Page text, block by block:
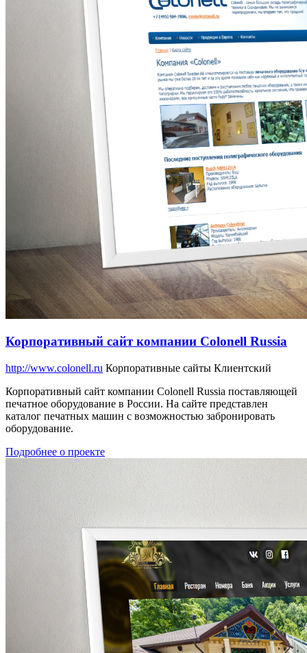
Корпоративный сайт компании Colonell Russia
http://www.colonell.ru Корпоративные сайты Клиентский
Корпоративный сайт компании Colonell Russia поставляющей
печатное оборудование в России. На сайте представлен
каталог печатных машин с возможностью забронировать
оборудование.
Подробнее о проекте